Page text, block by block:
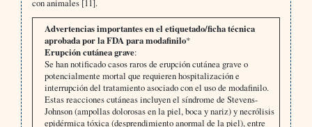
con animales [11].
Advertencias importantes en el etiquetado/ficha técnica
aprobada por la FDA para modafinilo*
Erupción cutánea grave:
Se han notificado casos raros de erupción cutánea grave o
potencialmente mortal que requieren hospitalización e
interrupción del tratamiento asociado con el uso de modafinilo.
Estas reacciones cutáneas incluyen el síndrome de Stevens-
Johnson (ampollas dolorosas en la piel, boca y nariz) y necrólisis
epidérmica tóxica (desprendimiento anormal de la piel), entre